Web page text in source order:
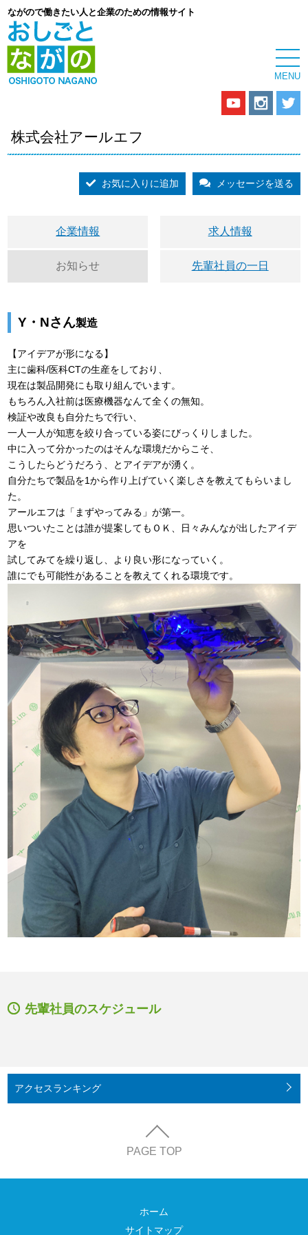
ながので働きたい人と企業のための情報サイト
株式会社アールエフ
お気に入りに追加 メッセージを送る
企業情報 求人情報
お知らせ 先輩社員の一日
Y・Nさん製造
【アイデアが形になる】
主に歯科/医科CTの生産をしており、
現在は製品開発にも取り組んでいます。
もちろん入社前は医療機器なんて全くの無知。
検証や改良も自分たちで行い、
一人一人が知恵を絞り合っている姿にびっくりしました。
中に入って分かったのはそんな環境だからこそ、
こうしたらどうだろう、とアイデアが湧く。
自分たちで製品を1から作り上げていく楽しさを教えてもらいまし
た。
アールエフは「まずやってみる」が第一。
思いついたことは誰が提案してもＯＫ、日々みんなが出したアイデ
アを
試してみてを繰り返し、より良い形になっていく。
誰にでも可能性があることを教えてくれる環境です。
先輩社員のスケジュール
アクセスランキング
PAGE TOP
ホーム
サイトマップ